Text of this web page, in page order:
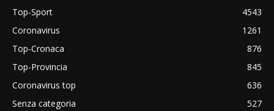
Top-Sport
4543
Coronavirus
1261
Top-Cronaca
876
Top-Provincia
845
Coronavirus top
636
Senza categoria
527